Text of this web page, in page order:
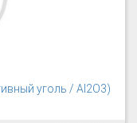
уголь / Al2O3)